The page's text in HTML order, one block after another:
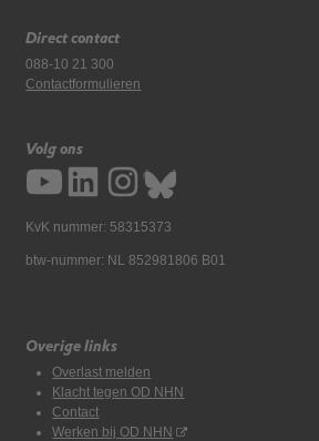
Direct contact
088-10 21 300
Contactformulieren
Volg ons
KvK nummer: 58315373
btw-nummer: NL 852981806 B01
Overige links
Overlast melden
Klacht tegen OD NHN
Contact
Werken bij OD NHN